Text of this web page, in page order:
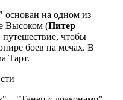
на одном из
Высоком (Питер
путешествие, чтобы
боев на мечах. В
Тарт.